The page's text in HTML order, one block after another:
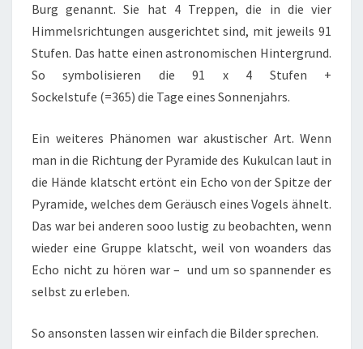
Burg genannt. Sie hat 4 Treppen, die in die vier
Himmelsrichtungen ausgerichtet sind, mit jeweils 91
Stufen. Das hatte einen astronomischen Hintergrund.
So symbolisieren die 91 x 4 Stufen +
Sockelstufe (=365) die Tage eines Sonnenjahrs.
Ein weiteres Phänomen war akustischer Art. Wenn
man in die Richtung der Pyramide des Kukulcan laut in
die Hände klatscht ertönt ein Echo von der Spitze der
Pyramide, welches dem Geräusch eines Vogels ähnelt.
Das war bei anderen sooo lustig zu beobachten, wenn
wieder eine Gruppe klatscht, weil von woanders das
Echo nicht zu hören war – und um so spannender es
selbst zu erleben.
So ansonsten lassen wir einfach die Bilder sprechen.